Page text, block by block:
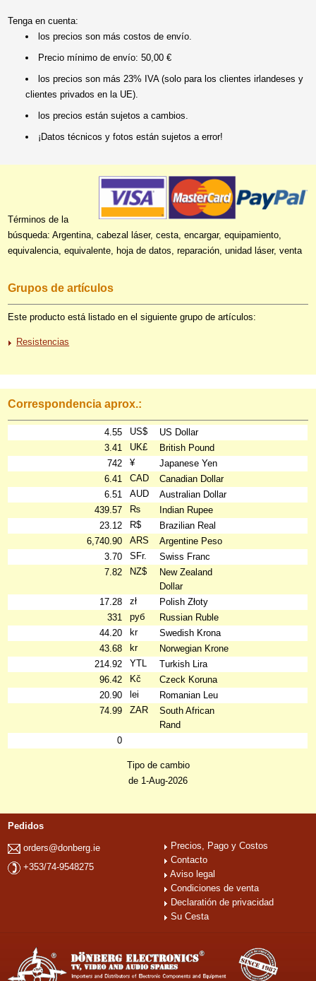
Tenga en cuenta:
los precios son más costos de envío.
Precio mínimo de envío: 50,00 €
los precios son más 23% IVA (solo para los clientes irlandeses y
clientes privados en la UE).
los precios están sujetos a cambios.
¡Datos técnicos y fotos están sujetos a error!
Términos de la
búsqueda: Argentina, cabezal láser, cesta, encargar, equipamiento,
equivalencia, equivalente, hoja de datos, reparación, unidad láser, venta
Grupos de artículos
Este producto está listado en el siguiente grupo de artículos:
Resistencias
Correspondencia aprox.:
4.55 US$
US Dollar
3.41
UK£
British Pound
742
¥
Japanese Yen
6.41
CAD
Canadian Dollar
6.51
AUD
Australian Dollar
439.57
₨
Indian Rupee
23.12
R$
Brazilian Real
6,740.90
ARS
Argentine Peso
3.70
SFr.
Swiss Franc
7.82
NZ$
New Zealand
Dollar
17.28
zł
Polish Złoty
331
руб
Russian Ruble
44.20
kr
Swedish Krona
43.68
kr
Norwegian Krone
214.92
YTL
Turkish Lira
96.42
Kč
Czeck Koruna
20.90
lei
Romanian Leu
74.99
ZAR
South African
Rand
0
Tipo de cambio
de 1-Aug-2026
Pedidos
orders@donberg.ie
+353/74-9548275
Precios, Pago y Costos
Contacto
Aviso legal
Condiciones de venta
Declaratión de privacidad
Su Cesta